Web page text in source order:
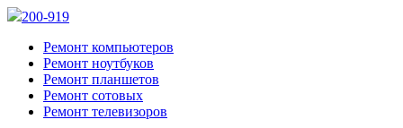
200-919
Ремонт компьютеров
Ремонт ноутбуков
Ремонт планшетов
Ремонт сотовых
Ремонт телевизоров